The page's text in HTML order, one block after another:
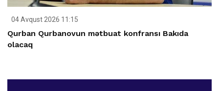
04 Avqust 2026 11:15
Qurban Qurbanovun mətbuat konfransı Bakıda
olacaq